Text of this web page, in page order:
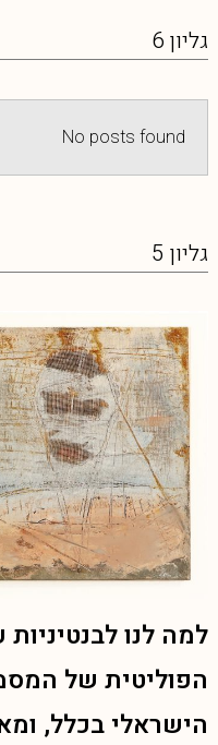
גליון 6
No posts found
גליון 5
למה לנו
הפוליטית של
הישראלי בכלל, ומאז ה-7